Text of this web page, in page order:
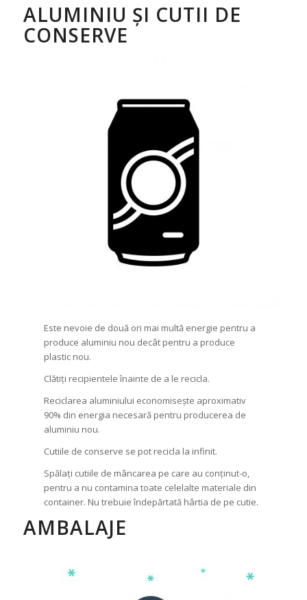
ALUMINIU ȘI CUTII DE
CONSERVE
Este nevoie de două ori mai multă energie pentru a
produce aluminiu nou decât pentru a produce
plastic nou.
Clătiți recipientele înainte de a le recicla.
Reciclarea aluminiului economisește aproximativ
90% din energia necesară pentru producerea de
aluminiu nou.
Cutiile de conserve se pot recicla la infinit.
Spălați cutiile de mâncarea pe care au conținut-o,
pentru a nu contamina toate celelalte materiale din
container. Nu trebuie îndepărtată hârtia de pe cutie.
AMBALAJE